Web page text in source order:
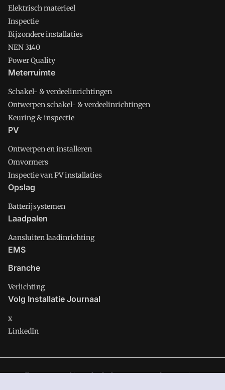
Elektrisch materieel
Inspectie
Bijzondere installaties
NEN 3140
Power Quality
Meterruimte
Schakel- & verdeelinrichtingen
Ontwerpen schakel- & verdeelinrichtingen
Keuring & inspectie
PV
Ontwerpen en installeren
Omvormers
Inspectie van PV installaties
Opslag
Batterijsystemen
Laadpalen
Aansluiten laadinrichting
EMS
Branche
Verlichting
Volg Installatie Journaal
x
LinkedIn
Installatie Journaal is onderdeel van VMN media. Lees inons